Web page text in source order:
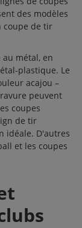
des modèles
coupe de tir
métal, en
plastique. Le
acajou –
peuvent
coupes
de tir
idéale. D'autres
et les coupes